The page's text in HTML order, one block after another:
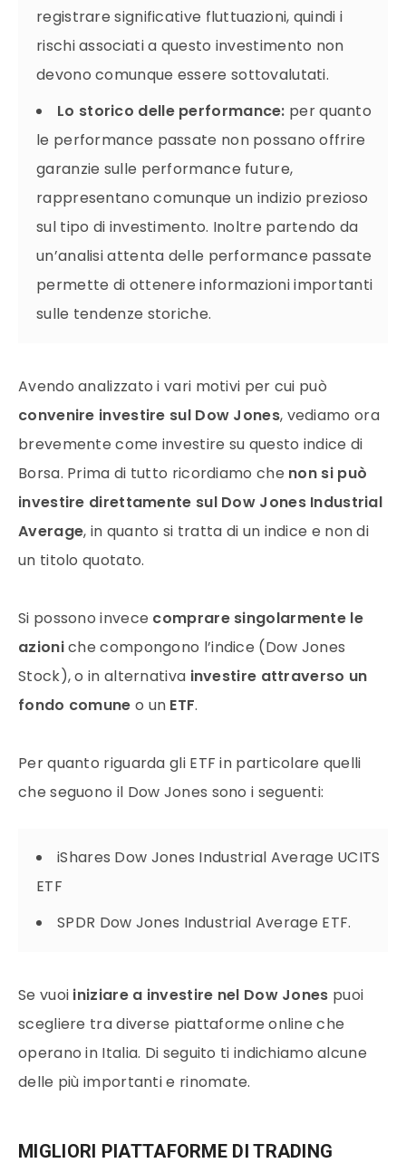
registrare significative fluttuazioni, quindi i
rischi associati a questo investimento non
devono comunque essere sottovalutati.
Lo storico delle performance: per quanto
le performance passate non possano offrire
garanzie sulle performance future,
rappresentano comunque un indizio prezioso
sul tipo di investimento. Inoltre partendo da
un’analisi attenta delle performance passate
permette di ottenere informazioni importanti
sulle tendenze storiche.
Avendo analizzato i vari motivi per cui può
convenire investire sul Dow Jones, vediamo ora
brevemente come investire su questo indice di
Borsa. Prima di tutto ricordiamo che non si può
investire direttamente sul Dow Jones Industrial
Average, in quanto si tratta di un indice e non di
un titolo quotato.
Si possono invece comprare singolarmente le
azioniche compongono l’indice (Dow Jones
Stock), o in alternativa investire attraverso un
fondo comune o un ETF.
Per quanto riguarda gli ETF in particolare quelli
che seguono il Dow Jones sono i seguenti:
iShares Dow Jones Industrial Average UCITS
ETF
SPDR Dow Jones Industrial Average ETF.
Se vuoi iniziare a investire nel Dow Jones puoi
scegliere tra diverse piattaforme online che
operano in Italia. Di seguito ti indichiamo alcune
delle più importanti e rinomate.
MIGLIORI PIATTAFORME DI TRADING